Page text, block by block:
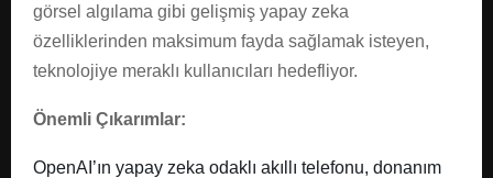
görsel algılama gibi gelişmiş yapay zeka
özelliklerinden maksimum fayda sağlamak isteyen,
teknolojiye meraklı kullanıcıları hedefliyor.
Önemli Çıkarımlar:
OpenAI’ın yapay zeka odaklı akıllı telefonu, donanım